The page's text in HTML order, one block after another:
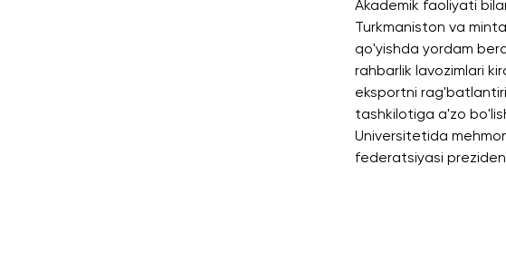
Akademik faoliyati
Turkmaniston va
qo'yishda yordam
rahbarlik lavozimlari
eksportni
tashkilotiga a'zo
Universitetida
federatsiyasi